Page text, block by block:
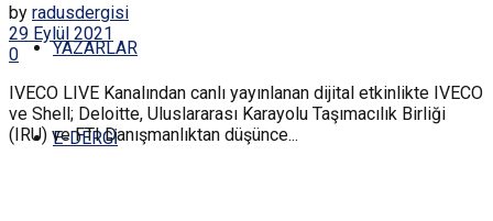
YAZARLAR
E-DERGİ
by radusdergisi
29 Eylül 2021
0
IVECO LIVE Kanalından canlı yayınlanan dijital etkinlikte IVECO
ve Shell; Deloitte, Uluslararası Karayolu Taşımacılık Birliği
(IRU) ve FTI Danışmanlıktan düşünce...